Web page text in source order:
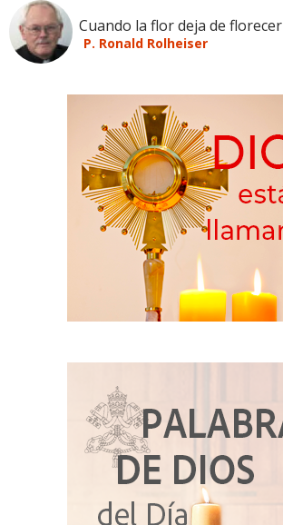
Cuando la flor deja de florecer
P. Ronald Rolheiser